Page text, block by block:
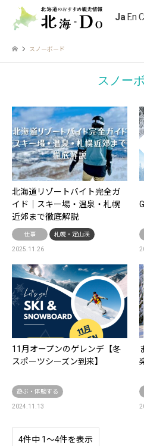
スノーボード
スノー
北海道リゾートバイト完全ガ
イド｜スキー場・温泉・札幌
近郊まで徹底解説
仕事 札幌・定山渓
2025.11.26
11月オープンのゲレンデ【冬
スポーツシーズン到来】
遊ぶ・体験する
2024.11.13
4件中 1〜4件を表示